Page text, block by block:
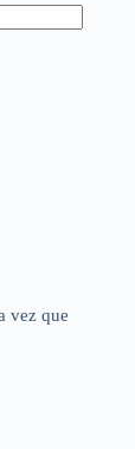
vez que